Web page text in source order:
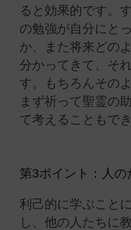
ると効果的です。
の勉強が自分にと
か、また将来どの
分かってきて、そ
す。もちろんその
まず祈って聖霊の
て考えることもでき
第3ポイント：人
利己的に学ぶこと
し、他の人たちに